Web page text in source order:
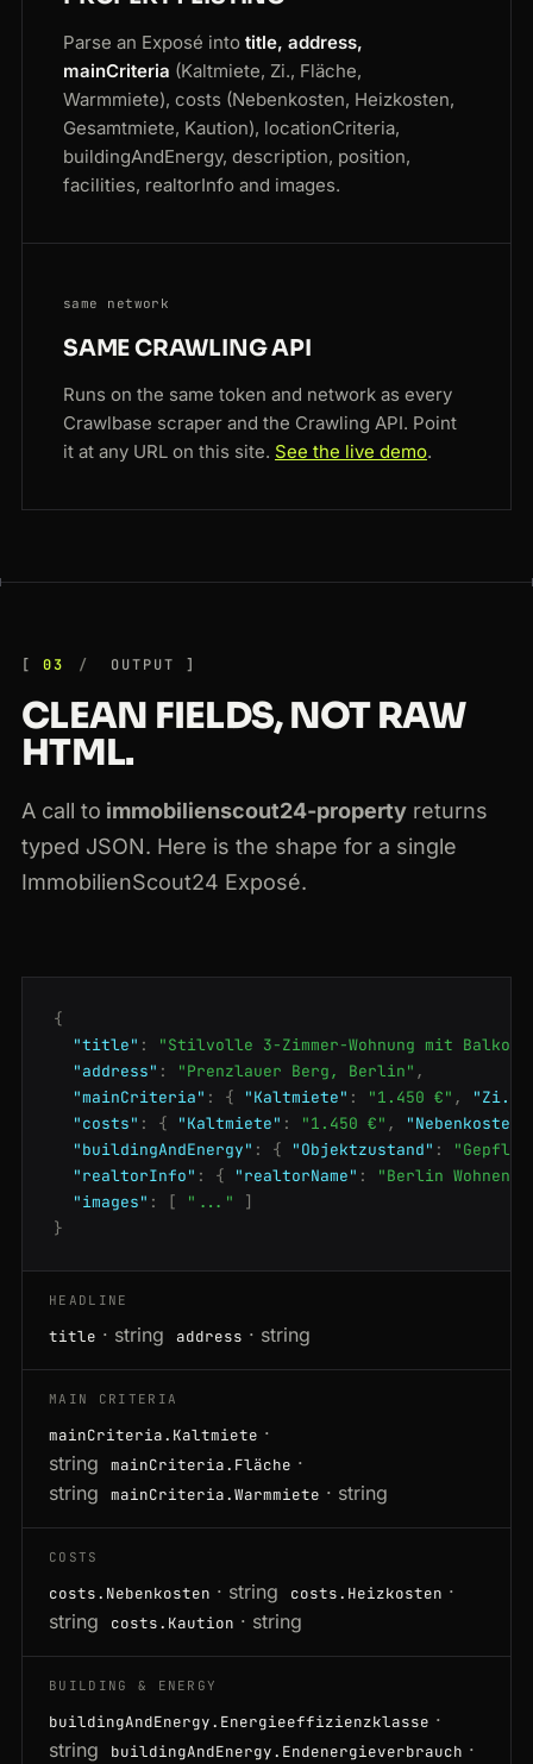
Parse an Exposé into title, address,
mainCriteria (Kaltmiete, Zi., Fläche,
Warmmiete), costs (Nebenkosten, Heizkosten,
Gesamtmiete, Kaution), locationCriteria,
buildingAndEnergy, description, position,
facilities, realtorInfo and images.
same network
SAME CRAWLING API
Runs on the same token and network as every
Crawlbase scraper and the Crawling API. Point
it at any URL on this site. See the live demo.
03 OUTPUT
CLEAN FIELDS, NOT RAW
HTML.
A call to immobilienscout24-property returns
typed JSON. Here is the shape for a single
ImmobilienScout24 Exposé.
{
"title" : "Stilvolle 3-Zimmer-Wohnung mit Balkon"
"address" : "Prenzlauer Berg, Berlin" ,
"mainCriteria" : { "Kaltmiete" : "1.450 €" , "Zi."
"costs" : { "Kaltmiete" : "1.450 €" , "Nebenkosten"
"buildingAndEnergy" : { "Objektzustand" :
"realtorInfo" : { "realtorName" :
"Berlin Wohnen
"images" : [ "..."
]
}
HEADLINE
title · string address · string
MAIN CRITERIA
mainCriteria.Kaltmiete ·
string
mainCriteria.Fläche ·
string
mainCriteria.Warmmiete · string
COSTS
costs.Nebenkosten · string costs.Heizkosten ·
string
costs.Kaution · string
BUILDING & ENERGY
buildingAndEnergy.Energieeffizienzklasse ·
string
buildingAndEnergy.Endenergieverbrauch ·